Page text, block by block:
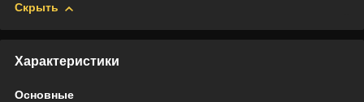
Скрыть
Характеристики
Основные